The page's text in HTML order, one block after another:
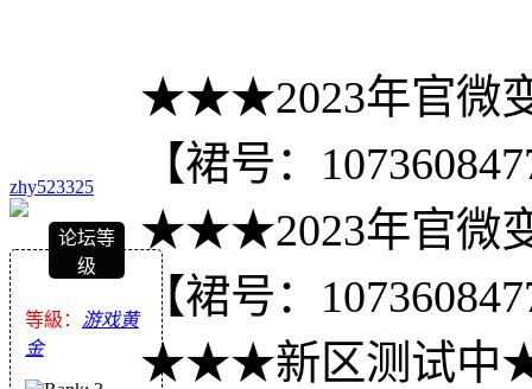
zhy523325
论坛等
级
等級： 游戏黄
金
★★★2023年官微
【裙号：
★★★2023年官微
【裙号：
★★★新区测试